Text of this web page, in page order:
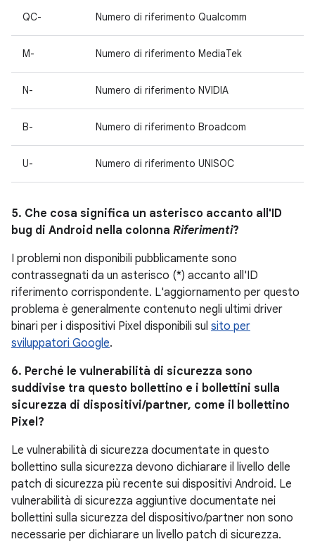
QC- Numero di riferimento Qualcomm
M- Numero di riferimento MediaTek
N- Numero di riferimento NVIDIA
B- Numero di riferimento Broadcom
U- Numero di riferimento UNISOC
5. Che cosa significa un asterisco accanto all'ID
bug di Android nella colonna Riferimenti?
I problemi non disponibili pubblicamente sono
contrassegnati da un asterisco (*) accanto all'ID
riferimento corrispondente. L'aggiornamento per questo
problema è generalmente contenuto negli ultimi driver
binari per i dispositivi Pixel disponibili sul sito per
sviluppatori Google.
6. Perché le vulnerabilità di sicurezza sono
suddivise tra questo bollettino e i bollettini sulla
sicurezza di dispositivi/partner, come il bollettino
Pixel?
Le vulnerabilità di sicurezza documentate in questo
bollettino sulla sicurezza devono dichiarare il livello delle
patch di sicurezza più recente sui dispositivi Android. Le
vulnerabilità di sicurezza aggiuntive documentate nei
bollettini sulla sicurezza del dispositivo/partner non sono
necessarie per dichiarare un livello patch di sicurezza.